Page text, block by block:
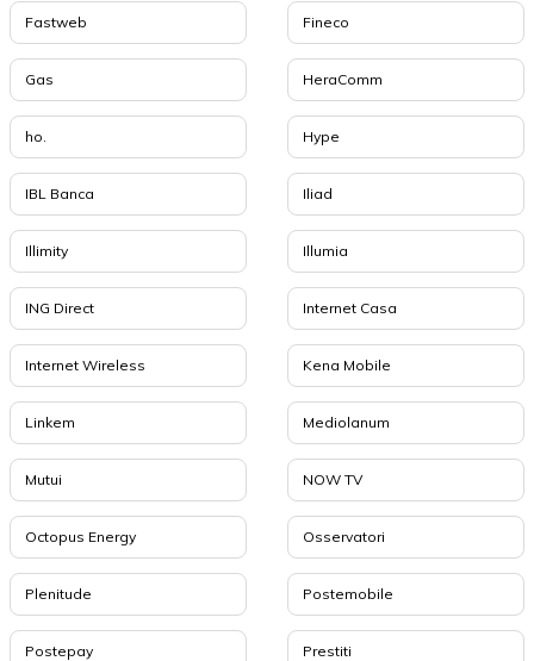
Fastweb Fineco
Gas HeraComm
ho. Hype
IBL Banca Iliad
Illimity Illumia
ING Direct Internet Casa
Internet Wireless Kena Mobile
Linkem Mediolanum
Mutui NOW TV
Octopus Energy Osservatori
Plenitude Postemobile
Postepay Prestiti